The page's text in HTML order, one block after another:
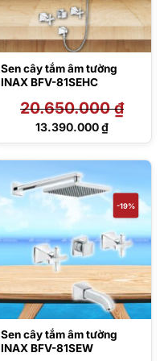
Sen cây tắm âm tường
INAX BFV-81SEHC
20.650.000₫
Giá
20.650.000 ₫.
13.390.000₫
Giá
là:
13.390.000 ₫.
-19%
Sen cây tắm âm tường
INAX BFV-81SEW